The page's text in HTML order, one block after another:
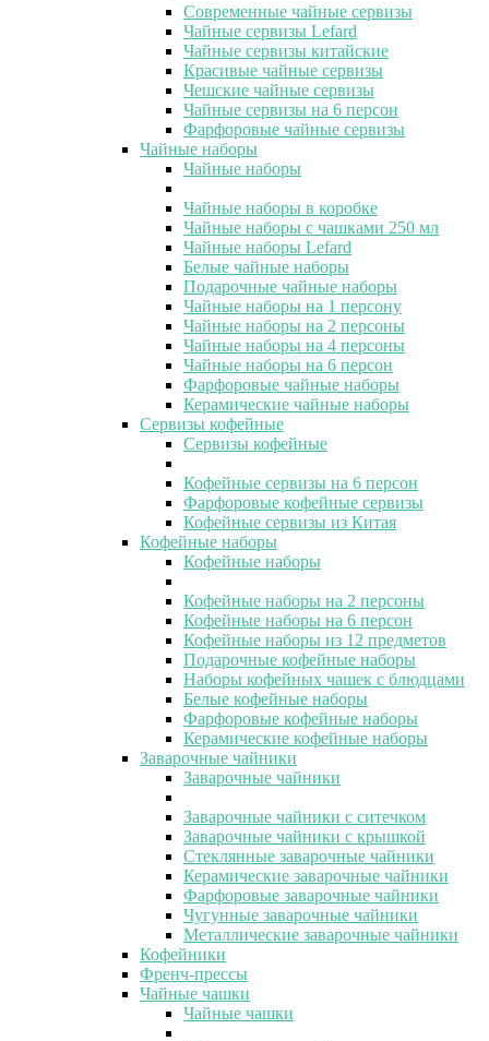
Современные чайные сервизы
Чайные сервизы Lefard
Чайные сервизы китайские
Красивые чайные сервизы
Чешские чайные сервизы
Чайные сервизы на 6 персон
Фарфоровые чайные сервизы
Чайные наборы
Чайные наборы
Чайные наборы в коробке
Чайные наборы с чашками 250 мл
Чайные наборы Lefard
Белые чайные наборы
Подарочные чайные наборы
Чайные наборы на 1 персону
Чайные наборы на 2 персоны
Чайные наборы на 4 персоны
Чайные наборы на 6 персон
Фарфоровые чайные наборы
Керамические чайные наборы
Сервизы кофейные
Сервизы кофейные
Кофейные сервизы на 6 персон
Фарфоровые кофейные сервизы
Кофейные сервизы из Китая
Кофейные наборы
Кофейные наборы
Кофейные наборы на 2 персоны
Кофейные наборы на 6 персон
Кофейные наборы из 12 предметов
Подарочные кофейные наборы
Наборы кофейных чашек с блюдцами
Белые кофейные наборы
Фарфоровые кофейные наборы
Керамические кофейные наборы
Заварочные чайники
Заварочные чайники
Заварочные чайники с ситечком
Заварочные чайники с крышкой
Стеклянные заварочные чайники
Керамические заварочные чайники
Фарфоровые заварочные чайники
Чугунные заварочные чайники
Металлические заварочные чайники
Кофейники
Френч-прессы
Чайные чашки
Чайные чашки